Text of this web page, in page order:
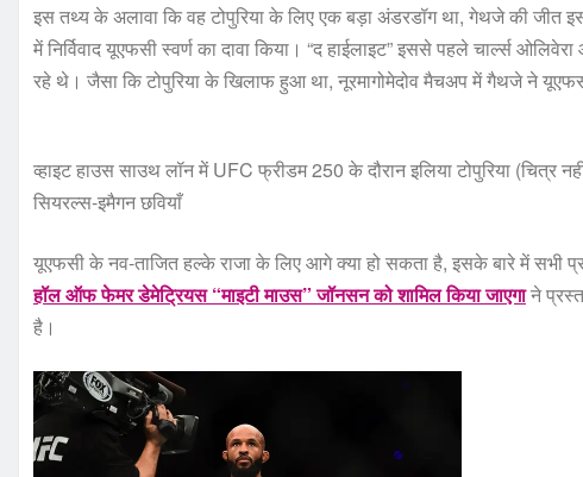
इस तथ्य के अलावा कि वह टोपुरिया के लिए एक बड़ा अंडरडॉग था, गेथजे की जीत
में निर्विवाद यूएफसी स्वर्ण का दावा किया। “द हाईलाइट” इससे पहले चार्ल्स
रहे थे। जैसा कि टोपुरिया के खिलाफ हुआ था, नूरमागोमेदोव मैचअप में गैथजे ने
व्हाइट हाउस साउथ लॉन में UFC फ्रीडम 250 के दौरान इलिया टोपुरिया (चित्र
सियरल्स-इमैगन छवियाँ
यूएफसी के नव-ताजित हल्के राजा के लिए आगे क्या हो सकता है, इसके बारे में
हॉल ऑफ फेमर डेमेट्रियस “माइटी माउस” जॉनसन को शामिल किया जाएगाने
है।